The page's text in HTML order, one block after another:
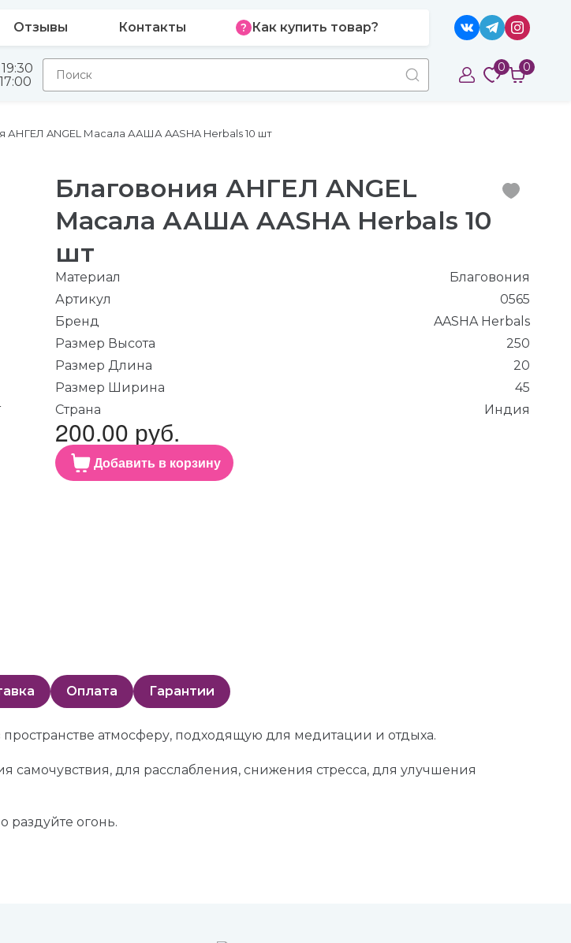
Отзывы Контакты Как купить товар?
0 0
АНГЕЛ ANGEL Масала ААША AASHA Herbals 10 шт
Благовония АНГЕЛ ANGEL
Масала ААША AASHA Herbals 10
шт
Материал
Благовония
Артикул
0565
Бренд
AASHA Herbals
Размер Высота
250
Размер Длина
20
Размер Ширина
45
Страна
Индия
200.00 руб.
Добавить в корзину
Оплата Гарантии
атмосферу, подходящую для медитации и отдыха.
для расслабления, снижения стресса, для улучшения
раздуйте огонь.